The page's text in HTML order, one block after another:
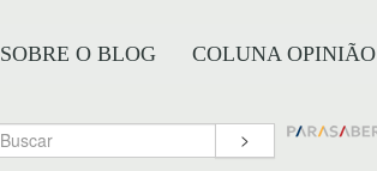
SOBRE O BLOG COLUNA OPINIÃO
>